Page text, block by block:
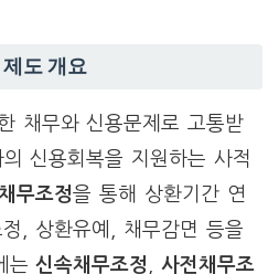
제도 개요
채무와 신용문제로 고통받
신용회복을 지원하는 사적
무조정을 통해 상환기간 연
, 상환유예, 채무감면 등을
는신속채무조정
사전채무조